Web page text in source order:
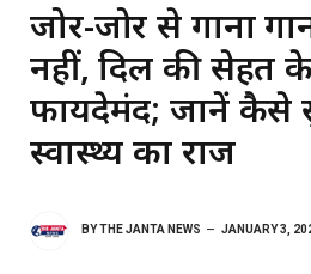
जोर-जोर से गाना
नहीं, दिल की सेहत
फायदेमंद; जानें कैसे
स्वास्थ्य का राज
BYTHE JANTA NEWS JANUARY 3,